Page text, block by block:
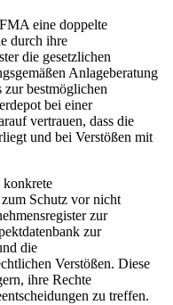
eine doppelte
durch ihre
die gesetzlichen
Anlageberatung
bestmöglichen
bei einer
vertrauen, dass die
und bei Verstößen mit
konkrete
Schutz vor nicht
zur
zur
die
Verstößen. Diese
ihre Rechte
zu treffen.